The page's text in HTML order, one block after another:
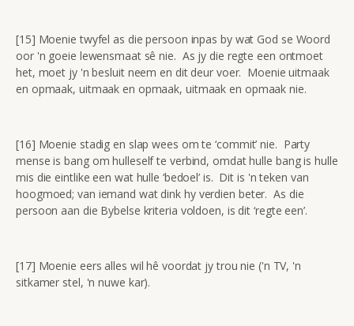
[15] Moenie twyfel as die persoon inpas by wat God se Woord
oor 'n goeie lewensmaat sê nie. As jy die regte een ontmoet
het, moet jy 'n besluit neem en dit deur voer. Moenie uitmaak
en opmaak, uitmaak en opmaak, uitmaak en opmaak nie.
[16] Moenie stadig en slap wees om te ‘commit’ nie. Party
mense is bang om hulleself te verbind, omdat hulle bang is hulle
mis die eintlike een wat hulle ‘bedoel’ is. Dit is 'n teken van
hoogmoed; van iemand wat dink hy verdien beter. As die
persoon aan die Bybelse kriteria voldoen, is dit ‘regte een’.
[17] Moenie eers alles wil hê voordat jy trou nie ('n TV, 'n
sitkamer stel, 'n nuwe kar).